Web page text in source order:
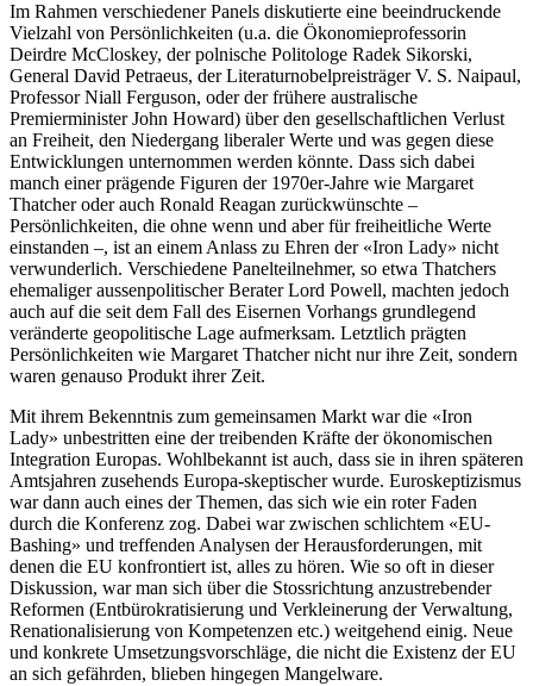
Im Rahmen verschiedener Panels diskutierte eine beeindruckende
Vielzahl von Persönlichkeiten (u.a. die Ökonomieprofessorin
Deirdre McCloskey, der polnische Politologe Radek Sikorski,
General David Petraeus, der Literaturnobelpreisträger V. S. Naipaul,
Professor Niall Ferguson, oder der frühere australische
Premierminister John Howard) über den gesellschaftlichen Verlust
an Freiheit, den Niedergang liberaler Werte und was gegen diese
Entwicklungen unternommen werden könnte. Dass sich dabei
manch einer prägende Figuren der 1970er-Jahre wie Margaret
Thatcher oder auch Ronald Reagan zurückwünschte –
Persönlichkeiten, die ohne wenn und aber für freiheitliche Werte
einstanden –, ist an einem Anlass zu Ehren der «Iron Lady» nicht
verwunderlich. Verschiedene Panelteilnehmer, so etwa Thatchers
ehemaliger aussenpolitischer Berater Lord Powell, machten jedoch
auch auf die seit dem Fall des Eisernen Vorhangs grundlegend
veränderte geopolitische Lage aufmerksam. Letztlich prägten
Persönlichkeiten wie Margaret Thatcher nicht nur ihre Zeit, sondern
waren genauso Produkt ihrer Zeit.
Mit ihrem Bekenntnis zum gemeinsamen Markt war die «Iron
Lady» unbestritten eine der treibenden Kräfte der ökonomischen
Integration Europas. Wohlbekannt ist auch, dass sie in ihren späteren
Amtsjahren zusehends Europa-skeptischer wurde. Euroskeptizismus
war dann auch eines der Themen, das sich wie ein roter Faden
durch die Konferenz zog. Dabei war zwischen schlichtem «EU-
Bashing» und treffenden Analysen der Herausforderungen, mit
denen die EU konfrontiert ist, alles zu hören. Wie so oft in dieser
Diskussion, war man sich über die Stossrichtung anzustrebender
Reformen (Entbürokratisierung und Verkleinerung der Verwaltung,
Renationalisierung von Kompetenzen etc.) weitgehend einig. Neue
und konkrete Umsetzungsvorschläge, die nicht die Existenz der EU
an sich gefährden, blieben hingegen Mangelware.